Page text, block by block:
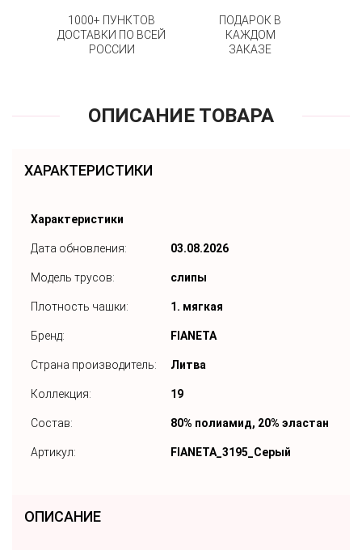
1000+ ПУНКТОВ
ДОСТАВКИ ПО ВСЕЙ
РОССИИ
ПОДАРОК В
КАЖДОМ
ЗАКАЗЕ
ОПИСАНИЕ ТОВАРА
ХАРАКТЕРИСТИКИ
Характеристики
Дата обновления: 03.08.2026
Модель трусов: слипы
Плотность чашки: 1. мягкая
Бренд: FIANETA
Страна производитель: Литва
Коллекция: 19
Состав: 80% полиамид, 20% эластан
Артикул: FIANETA_3195_Серый
ОПИСАНИЕ